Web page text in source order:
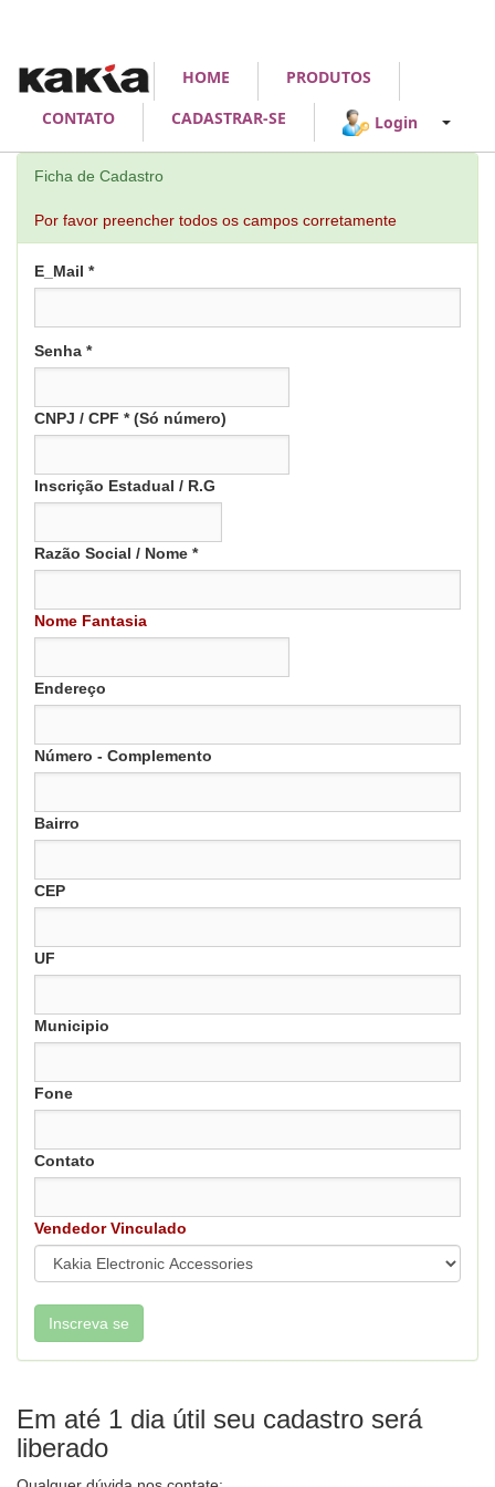
HOME
PRODUTOS
CONTATO
CADASTRAR-SE Login
Ficha de Cadastro
Por favor preencher todos os campos corretamente
E_Mail *
Senha *
CNPJ / CPF * (Só número)
Inscrição Estadual / R.G
Razão Social / Nome *
Nome Fantasia
Endereço
Número - Complemento
Bairro
CEP
UF
Municipio
Fone
Contato
Vendedor Vinculado
Em até 1 dia útil seu cadastro será
liberado